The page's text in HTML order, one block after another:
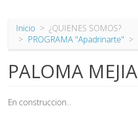
Inicio
¿QUIENES SOMOS?
PROGRAMA "Apadrinarte"
PALOMA MEJIA
En construccion...